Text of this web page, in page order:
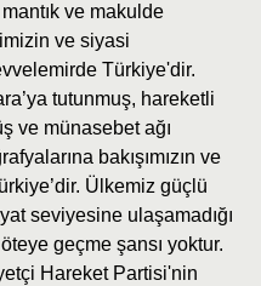
ve makulde
ve siyasi
Türkiye'dir.
tutunmuş, hareketli
ve münasebet ağı
bakışımızın ve
Ülkemiz güçlü
seviyesine ulaşamadığı
geçme şansı yoktur.
Hareket Partisi'nin